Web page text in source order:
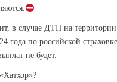
в случае ДТП на
года по российской
не будет.